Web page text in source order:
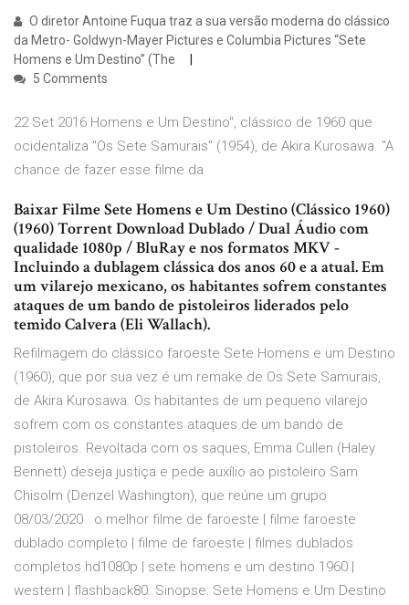
O diretor Antoine Fuqua traz a sua versão moderna do clássico
da Metro- Goldwyn-Mayer Pictures e Columbia Pictures “Sete
Homens e Um Destino” (The
5 Comments
22 Set 2016 Homens e Um Destino", clássico de 1960 que
ocidentaliza "Os Sete Samurais" (1954), de Akira Kurosawa. "A
chance de fazer esse filme da
Baixar Filme Sete Homens e Um Destino (Clássico 1960)
(1960) Torrent Download Dublado / Dual Áudio com
qualidade 1080p / BluRay e nos formatos MKV -
Incluindo a dublagem clássica dos anos 60 e a atual. Em
um vilarejo mexicano, os habitantes sofrem constantes
ataques de um bando de pistoleiros liderados pelo
temido Calvera (Eli Wallach).
Refilmagem do clássico faroeste Sete Homens e um Destino
(1960), que por sua vez é um remake de Os Sete Samurais,
de Akira Kurosawa. Os habitantes de um pequeno vilarejo
sofrem com os constantes ataques de um bando de
pistoleiros. Revoltada com os saques, Emma Cullen (Haley
Bennett) deseja justiça e pede auxílio ao pistoleiro Sam
Chisolm (Denzel Washington), que reúne um grupo
08/03/2020 · o melhor filme de faroeste | filme faroeste
dublado completo | filme de faroeste | filmes dublados
completos hd1080p | sete homens e um destino 1960 |
western | flashback80. Sinopse: Sete Homens e Um Destino